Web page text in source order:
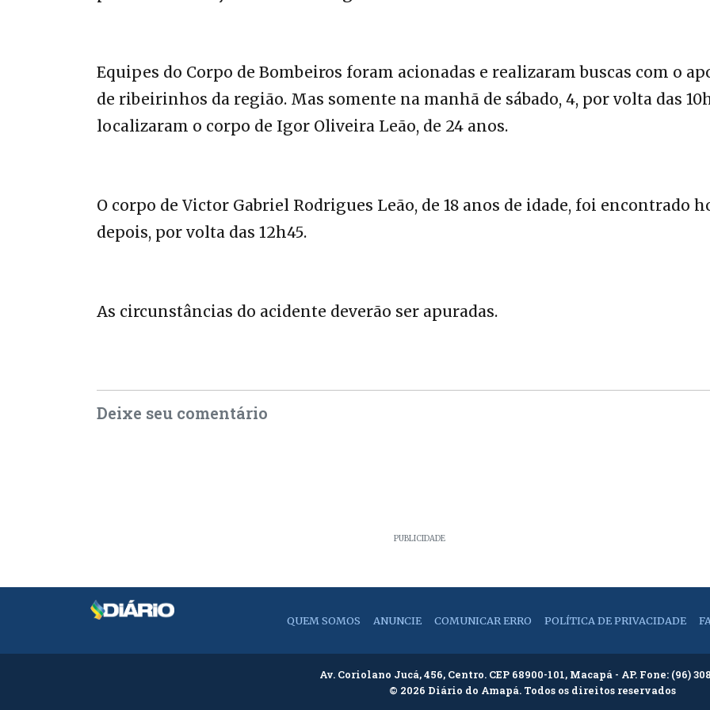
Equipes do Corpo de Bombeiros foram acionadas e realizaram buscas com o
de ribeirinhos da região. Mas somente na manhã de sábado, 4, por volta das
localizaram o corpo de Igor Oliveira Leão, de 24 anos.
O corpo de Victor Gabriel Rodrigues Leão, de 18 anos de idade, foi encontrado
depois, por volta das 12h45.
As circunstâncias do acidente deverão ser apuradas.
Deixe seu comentário
PUBLICIDADE
QUEM SOMOS ANUNCIE COMUNICAR ERRO POLÍTICA DE PRIVACIDADE
Av. Coriolano Jucá, 456, Centro. CEP 68900-101, Macapá - AP. Fone: (96)
© 2026 Diário do Amapá. Todos os direitos reservados